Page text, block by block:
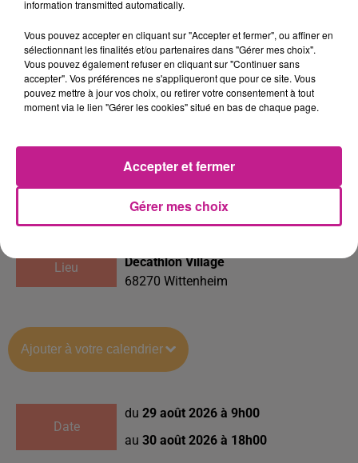
Encadré par les éducateurs diplômés et
passionnés, vivez un moment convivial,
plein d’émotions et de belles
tous les acteurs du sport local seront là
pour vous guider.
Inscrivez-vous, c’est gratuit !
Lieu
Decathlon Village
68270 Wittenheim
Ajouter à votre calendrier
Date
du 29 août 2026 à 9h00
au 30 août 2026 à 18h00
information transmitted automatically.
Vous pouvez accepter en cliquant sur "Accepter et fermer", ou affiner en
sélectionnant les finalités et/ou partenaires dans "Gérer mes choix".
Vous pouvez également refuser en cliquant sur "Continuer sans
accepter". Vos préférences ne s'appliqueront que pour ce site. Vous
pouvez mettre à jour vos choix, ou retirer votre consentement à tout
moment via le lien "Gérer les cookies" situé en bas de chaque page.
Gérer mes choix
Accepter et fermer